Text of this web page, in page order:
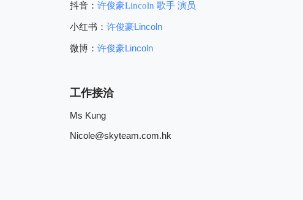
抖音： 许俊豪Lincoln 歌手 演员
小红书： 许俊豪Lincoln
微博： 许俊豪Lincoln
工作接洽
Ms Kung
Nicole@skyteam.com.hk